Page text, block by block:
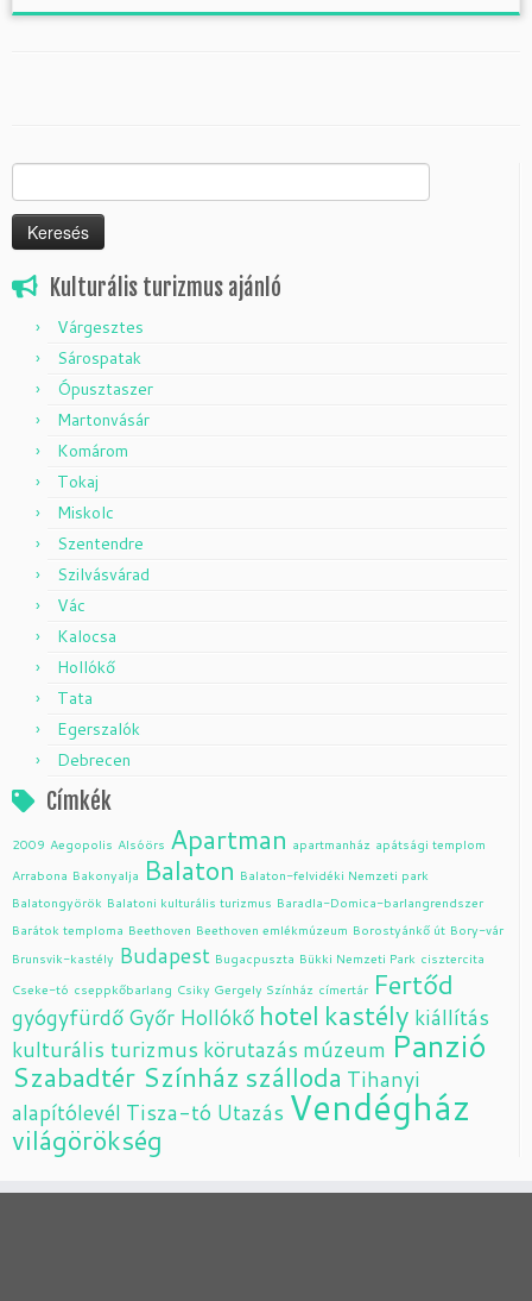
Kulturális turizmus ajánló
Várgesztes
Sárospatak
Ópusztaszer
Martonvásár
Komárom
Tokaj
Miskolc
Szentendre
Szilvásvárad
Vác
Kalocsa
Hollókő
Tata
Egerszalók
Debrecen
Címkék
2009 Aegopolis Alsóörs Apartman apartmanház apátsági templom
Arrabona Bakonyalja Balaton Balaton-felvidéki Nemzeti park
Balatongyörök Balatoni kulturális turizmus Baradla-Domica-barlangrendszer
Barátok temploma Beethoven Beethoven emlékmúzeum Borostyánkő út Bory-vár
Brunsvik-kastély Budapest Bugacpuszta Bükki Nemzeti Park cisztercita
Cseke-tó cseppkőbarlang Csiky Gergely Színház címertár Fertőd
gyógyfürdő Győr Hollókő hotel kastély kiállítás
kulturális turizmus körutazás múzeum Panzió
Szabadtér Színház szálloda Tihanyi
alapítólevél Tisza-tó Utazás Vendégház
világörökség